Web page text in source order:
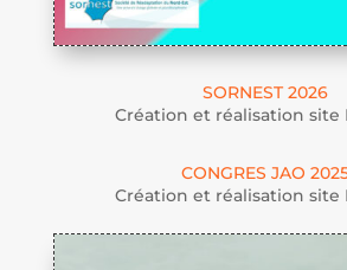
SORNEST 2026
Création et réalisation
CONGRES JAO
Création et réalisation